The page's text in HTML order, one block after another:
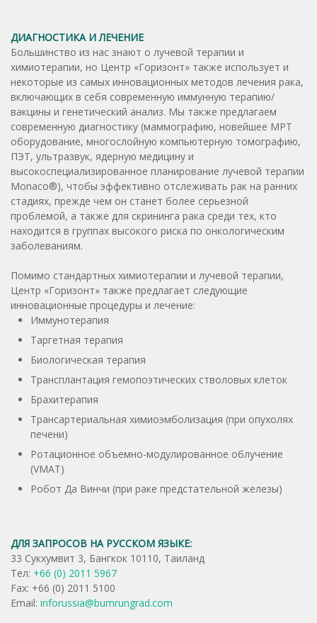
ДИАГНОСТИКА И ЛЕЧЕНИЕ
Большинство из нас знают о лучевой терапии и
химиотерапии, но Центр «Горизонт» также использует и
некоторые из самых инновационных методов лечения рака,
включающих в себя современную иммунную терапию/
вакцины и генетический анализ. Мы также предлагаем
современную диагностику (маммографию, новейшее МРТ
оборудование, многослойную компьютерную томографию,
ПЭТ, ультразвук, ядерную медицину и
высокоспециализированное планирование лучевой терапии
Monaco®), чтобы эффективно отслеживать рак на ранних
стадиях, прежде чем он станет более серьезной
проблемой, а также для скрининга рака среди тех, кто
находится в группах высокого риска по онкологическим
заболеваниям.
Помимо стандартных химиотерапии и лучевой терапии,
Центр «Горизонт» также предлагает следующие
инновационные процедуры и лечение:
Иммунотерапия
Таргетная терапия
Биологическая терапия
Трансплантация гемопоэтических стволовых клеток
Брахитерапия
Трансартериальная химиоэмболизация (при опухолях
печени)
Ротационное объемно-модулированное облучение
(VMAT)
Робот Да Винчи (при раке предстательной железы)
ДЛЯ ЗАПРОСОВ НА РУССКОМ ЯЗЫКЕ:
33 Сукхумвит 3, Бангкок 10110, Таиланд
Тел: +66 (0) 2011 5967
Fax: +66 (0) 2011 5100
Email: inforussia@bumrungrad.com